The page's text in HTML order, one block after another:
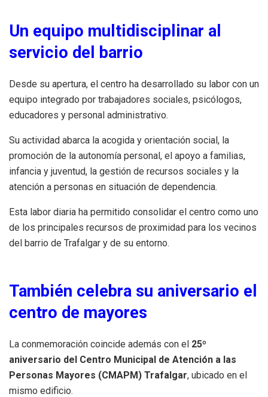
Un equipo multidisciplinar al
servicio del barrio
Desde su apertura, el centro ha desarrollado su labor con un
equipo integrado por trabajadores sociales, psicólogos,
educadores y personal administrativo.
Su actividad abarca la acogida y orientación social, la
promoción de la autonomía personal, el apoyo a familias,
infancia y juventud, la gestión de recursos sociales y la
atención a personas en situación de dependencia.
Esta labor diaria ha permitido consolidar el centro como uno
de los principales recursos de proximidad para los vecinos
del barrio de Trafalgar y de su entorno.
También celebra su aniversario el
centro de mayores
La conmemoración coincide además con el 25º
aniversario del Centro Municipal de Atención a las
Personas Mayores (CMAPM) Trafalgar, ubicado en el
mismo edificio.